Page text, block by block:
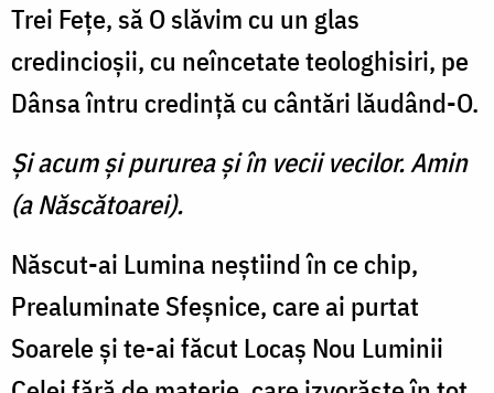
Trei Feţe, să O slăvim cu un glas
credincioşii, cu neîncetate teologhisiri, pe
Dânsa întru credinţă cu cântări lăudând-O.
Şi acum şi pururea şi în vecii vecilor. Amin
(a Născătoarei).
Născut-ai Lumina neştiind în ce chip,
Prealuminate Sfeşnice, care ai purtat
Soarele şi te-ai făcut Locaş Nou Luminii